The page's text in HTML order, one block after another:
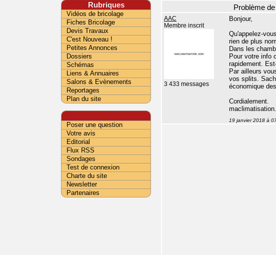
Problème
AAC
Membre inscrit
3 433 messages
Bonjour,
Qu'appelez-
rien de plus
Dans les
Pour votre info
rapidement.
Par ailleurs
vos splits.
économique
Cordialement.
19 janvier 2018 à
Rubriques
Vidéos de bricolage
Fiches Bricolage
Devis Travaux
C'est Nouveau !
Petites Annonces
Dossiers
Schémas
Liens & Annuaires
Salons & Evènements
Reportages
Plan du site
Poser une question
Votre avis
Editorial
Flux RSS
Sondages
Test de connexion
Charte du site
Newsletter
Partenaires